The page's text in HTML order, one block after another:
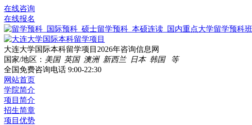
在线咨询
在线报名
大连大学国际本科留学项目2026年咨询信息网
国家/地区： 美国 英国 澳洲 新西兰 日本 韩国 等
全国免费咨询电话 9:00-22:30
网站首页
学院简介
项目简介
招生简章
项目优势